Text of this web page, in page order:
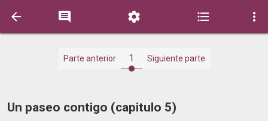
    
Parte anterior 1 Siguiente parte
Un paseo contigo (capitulo 5)